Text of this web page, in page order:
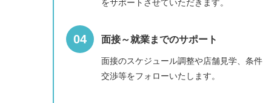
をサポートさせていただきます。
面接～就業までのサポート
面接のスケジュール調整や店舗見学、条件
交渉等をフォローいたします。